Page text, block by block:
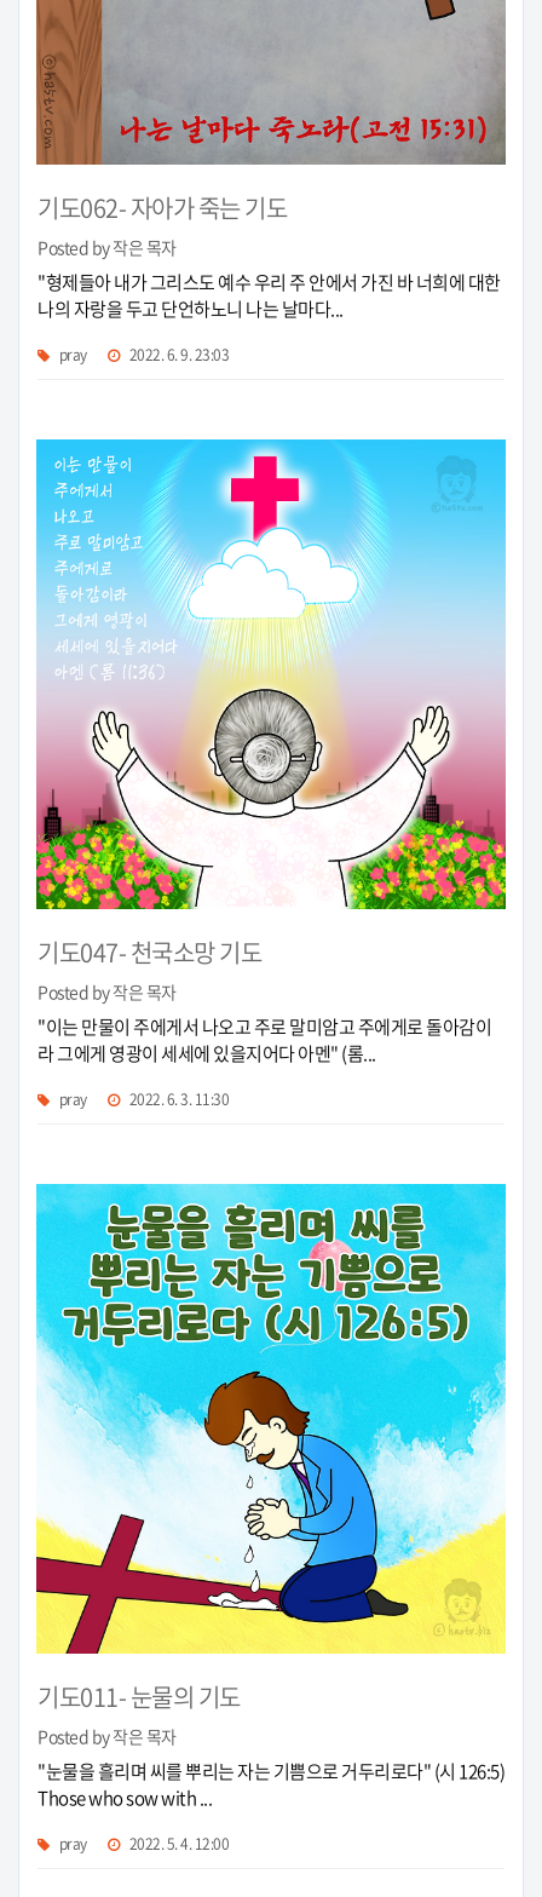
기도062- 자아가 죽는 기도
Posted by 작은 목자
"형제들아 내가 그리스도 예수 우리 주 안에서 가진 바 너희에 대한
나의 자랑을 두고 단언하노니 나는 날마다...
pray 2022. 6. 9. 23:03
기도047- 천국소망 기도
Posted by 작은 목자
"이는 만물이 주에게서 나오고 주로 말미암고 주에게로 돌아감이
라 그에게 영광이 세세에 있을지어다 아멘" (롬...
pray 2022. 6. 3. 11:30
기도011- 눈물의 기도
Posted by 작은 목자
"눈물을 흘리며 씨를 뿌리는 자는 기쁨으로 거두리로다" (시 126:5)
Those who sow with ...
pray 2022. 5. 4. 12:00